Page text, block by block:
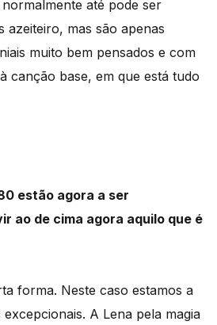
até pode ser
azeiteiro, mas são apenas
muito bem pensados e com
canção base, em que está tudo
estão agora a ser
ao de cima agora aquilo que é
forma. Neste caso estamos a
A Lena pela magia